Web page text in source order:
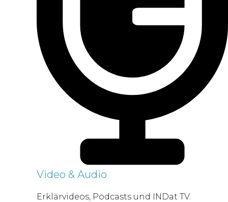
Video & Audio
Erklärvideos, Podcasts und INDat TV.